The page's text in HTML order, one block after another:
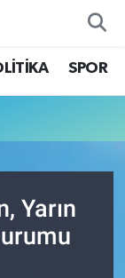
SPOR
Yarın